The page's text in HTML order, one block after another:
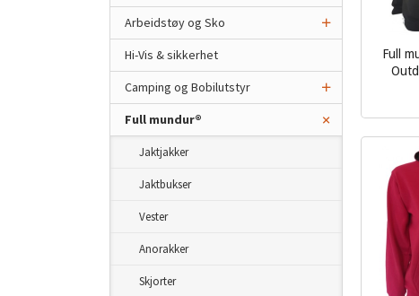
Full
Arbeidstøy og Sko
Hi-Vis & sikkerhet
Camping og Bobilutstyr
Full mundur®
Jaktjakker
Jaktbukser
Vester
Anorakker
Skjorter